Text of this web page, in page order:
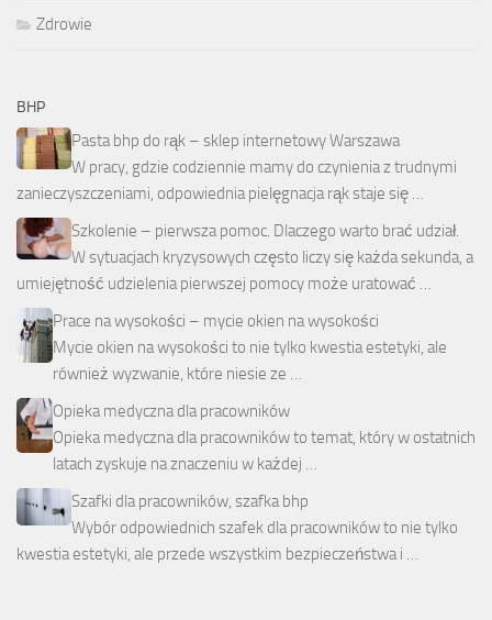
Zdrowie
BHP
Pasta bhp do rąk – sklep internetowy Warszawa
W pracy, gdzie codziennie mamy do czynienia z trudnymi
zanieczyszczeniami, odpowiednia pielęgnacja rąk staje się …
Szkolenie – pierwsza pomoc. Dlaczego warto brać udział.
W sytuacjach kryzysowych często liczy się każda sekunda, a
umiejętność udzielenia pierwszej pomocy może uratować …
Prace na wysokości – mycie okien na wysokości
Mycie okien na wysokości to nie tylko kwestia estetyki, ale
również wyzwanie, które niesie ze …
Opieka medyczna dla pracowników
Opieka medyczna dla pracowników to temat, który w ostatnich
latach zyskuje na znaczeniu w każdej …
Szafki dla pracowników, szafka bhp
Wybór odpowiednich szafek dla pracowników to nie tylko
kwestia estetyki, ale przede wszystkim bezpieczeństwa i …